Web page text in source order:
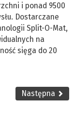
i ponad 9500
Dostarczane
Split-O-Mat,
na
sięga do 20
Następna